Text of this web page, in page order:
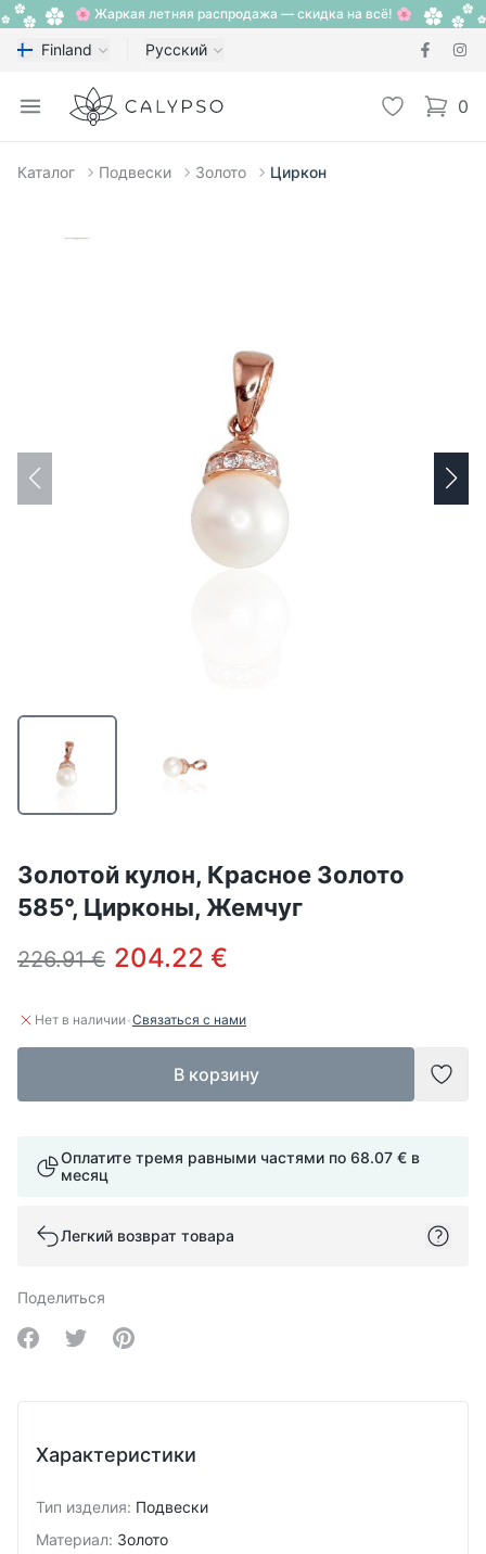
🌸 Жаркая летняя распродажа — скидка на всё! 🌸
Finland Русский
Open menu
Calypso Избранное
0
items
Каталог Подвески Золото Циркон
Золотой кулон, Красное Золото
585°, Цирконы, Жемчуг
226.91 € 204.22 €
Нет в наличии·Связаться с нами
В корзину
Оплатите тремя равными частями по 68.07 € в
месяц
Легкий возврат товара
Поделиться
Share on Facebook
Share on Twitter
Share on Pinterest
Характеристики
Тип изделия: Подвески
Материал: Золото